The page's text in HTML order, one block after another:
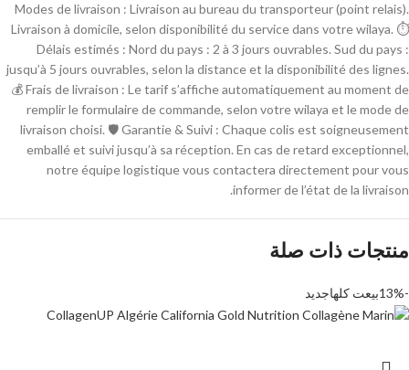
Modes de livraison : Livraison au bureau du transporteur (point relais).
Livraison à domicile, selon disponibilité du service dans votre wilaya. ⏱
Délais estimés : Nord du pays : 2 à 3 jours ouvrables. Sud du pays :
jusqu’à 5 jours ouvrables, selon la distance et la disponibilité des lignes.
💰 Frais de livraison : Le tarif s’affiche automatiquement au moment de
remplir le formulaire de commande, selon votre wilaya et le mode de
livraison choisi. 🛡 Garantie & Suivi : Chaque colis est soigneusement
emballé et suivi jusqu’à sa réception. En cas de retard exceptionnel,
notre équipe logistique vous contactera directement pour vous
informer de l’état de la livraison.
منتجات ذات صلة
-13% بيعت كلهاجديد